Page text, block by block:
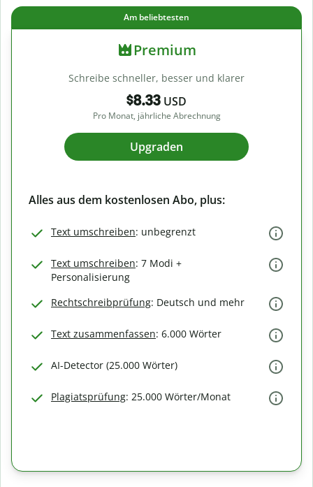
Am beliebtesten
Premium
Schreibe schneller, besser und klarer
$8.33 USD
Pro Monat, jährliche Abrechnung
Upgraden
Alles aus dem kostenlosen Abo, plus:
Text umschreiben: unbegrenzt
Text umschreiben: 7 Modi +
Personalisierung
Rechtschreibprüfung: Deutsch und mehr
Text zusammenfassen: 6.000 Wörter
AI-Detector (25.000 Wörter)
Plagiatsprüfung: 25.000 Wörter/Monat